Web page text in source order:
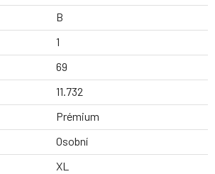
B
1
69
11.732
Prémium
Osobní
XL